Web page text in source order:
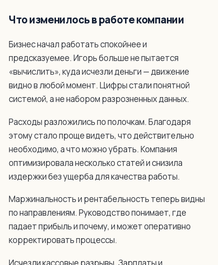
Что изменилось в работе компании
Бизнес начал работать спокойнее и
предсказуемее. Игорь больше не пытается
«вычислить», куда исчезли деньги — движение
видно в любой момент. Цифры стали понятной
системой, а не набором разрозненных данных.
Расходы разложились по полочкам. Благодаря
этому стало проще видеть, что действительно
необходимо, а что можно убрать. Компания
оптимизировала несколько статей и снизила
издержки без ущерба для качества работы.
Маржинальность и рентабельность теперь видны
по направлениям. Руководство понимает, где
падает прибыль и почему, и может оперативно
корректировать процессы.